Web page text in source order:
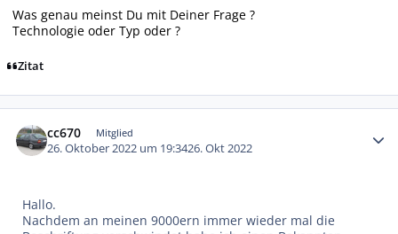
Was genau meinst Du mit Deiner Frage ?
Technologie oder Typ oder ?
Zitat
cc670 Mitglied
26. Oktober 2022 um 19:3426. Okt 2022
Hallo.
Nachdem an meinen 9000ern immer wieder mal die